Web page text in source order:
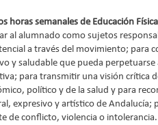
horas semanales de Educación
al alumnado como sujetos
a través del movimiento; para
y saludable que pueda perpetuarse
para transmitir una visión crítica
político y de la salud y para
expresivo y artístico de Andalucía;
de conflicto, violencia o intolerancia.